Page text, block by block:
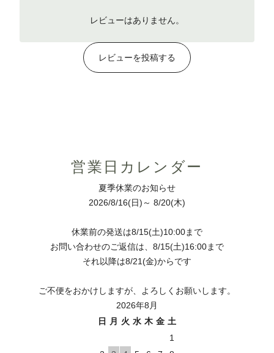
レビューはありません。
レビューを投稿する
営業日カレンダー
夏季休業のお知らせ
2026/8/16(日)～ 8/20(木)
休業前の発送は8/15(土)10:00まで
お問い合わせのご返信は、8/15(土)16:00まで
それ以降は8/21(金)からです
ご不便をおかけしますが、よろしくお願いします。
2026年8月
日
月 火 水 木 金 土
1